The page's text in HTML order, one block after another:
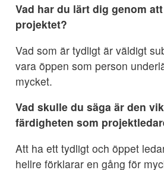
Vad har du lärt dig genom
projektet?
Vad som är tydligt är väldigt
vara öppen som person
mycket.
Vad skulle du säga är den
färdigheten som
Att ha ett tydligt och öppet
hellre förklarar en gång för